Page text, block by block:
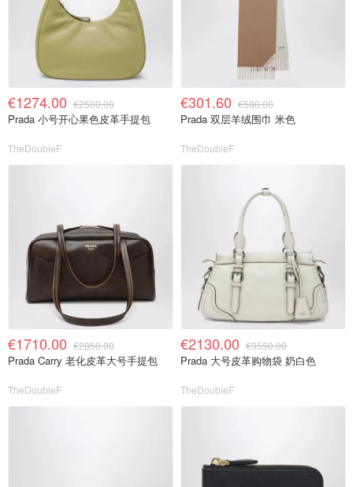
€1274.00 €2500.00
Prada 小号开心果色皮革手提包
TheDoubleF
€301.60 €580.00
Prada 双层羊绒围巾 米色
TheDoubleF
€1710.00 €2850.00
Prada Carry 老化皮革大号手提包
TheDoubleF
€2130.00 €3550.00
Prada 大号皮革购物袋 奶白色
TheDoubleF